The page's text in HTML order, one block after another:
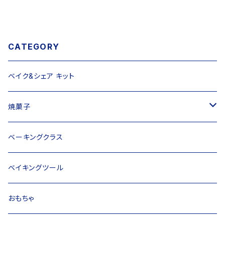
CATEGORY
ベイク&シェア キット
焼菓子
ヴィーガン
ノンヴィーガン
ベーキングクラス
ベイキングツール
おもちゃ